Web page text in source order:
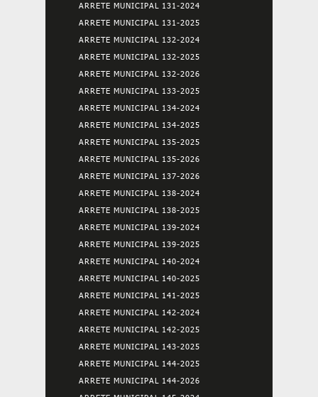
ARRETE MUNICIPAL 131-2024
ARRETE MUNICIPAL 131-2025
ARRETE MUNICIPAL 132-2024
ARRETE MUNICIPAL 132-2025
ARRETE MUNICIPAL 132-2026
ARRETE MUNICIPAL 133-2025
ARRETE MUNICIPAL 134-2024
ARRETE MUNICIPAL 134-2025
ARRETE MUNICIPAL 135-2025
ARRETE MUNICIPAL 135-2026
ARRETE MUNICIPAL 137-2026
ARRETE MUNICIPAL 138-2024
ARRETE MUNICIPAL 138-2025
ARRETE MUNICIPAL 139-2024
ARRETE MUNICIPAL 139-2025
ARRETE MUNICIPAL 140-2024
ARRETE MUNICIPAL 140-2025
ARRETE MUNICIPAL 141-2025
ARRETE MUNICIPAL 142-2024
ARRETE MUNICIPAL 142-2025
ARRETE MUNICIPAL 143-2025
ARRETE MUNICIPAL 144-2025
ARRETE MUNICIPAL 144-2026